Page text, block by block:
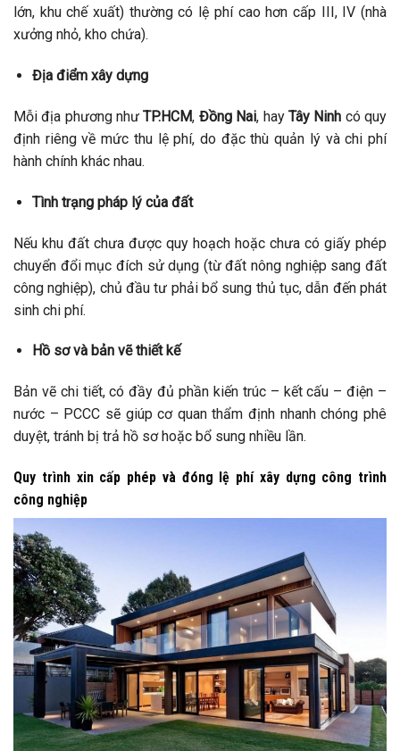
lớn, khu chế xuất) thường có lệ phí cao hơn cấp III, IV (nhà
xưởng nhỏ, kho chứa).
Địa điểm xây dựng
Mỗi địa phương nhưTP.HCM, Đồng Nai, hay Tây Ninh có quy
định riêng về mức thu lệ phí, do đặc thù quản lý và chi phí
hành chính khác nhau.
Tình trạng pháp lý của đất
Nếu khu đất chưa được quy hoạch hoặc chưa có giấy phép
chuyển đổi mục đích sử dụng (từ đất nông nghiệp sang đất
công nghiệp), chủ đầu tư phải bổ sung thủ tục, dẫn đến phát
sinh chi phí.
Hồ sơ và bản vẽ thiết kế
Bản vẽ chi tiết, có đầy đủ phần kiến trúc – kết cấu – điện –
nước – PCCC sẽ giúp cơ quan thẩm định nhanh chóng phê
duyệt, tránh bị trả hồ sơ hoặc bổ sung nhiều lần.
Quy trình xin cấp phép và đóng lệ phí xây dựng công trình
công nghiệp